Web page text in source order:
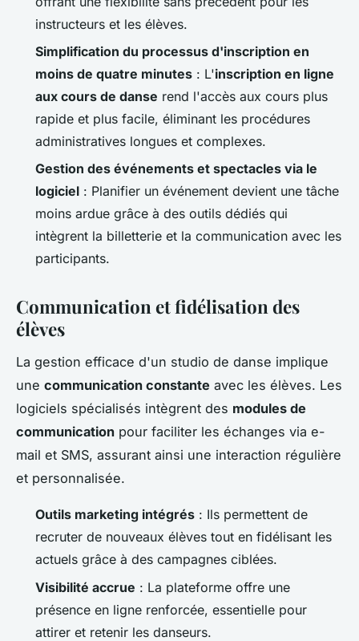
instructeurs et les élèves.
Simplification du processus d'inscription en
moins de quatre minutes : L'inscription en ligne
aux cours de danse rend l'accès aux cours plus
rapide et plus facile, éliminant les procédures
administratives longues et complexes.
Gestion des événements et spectacles via le
logiciel : Planifier un événement devient une tâche
moins ardue grâce à des outils dédiés qui
intègrent la billetterie et la communication avec les
participants.
Communication et fidélisation des
élèves
La gestion efficace d'un studio de danse implique
une communication constante avec les élèves. Les
logiciels spécialisés intègrent des modules de
communication pour faciliter les échanges via e-
mail et SMS, assurant ainsi une interaction régulière
et personnalisée.
Outils marketing intégrés : Ils permettent de
recruter de nouveaux élèves tout en fidélisant les
actuels grâce à des campagnes ciblées.
Visibilité accrue : La plateforme offre une
présence en ligne renforcée, essentielle pour
attirer et retenir les danseurs.